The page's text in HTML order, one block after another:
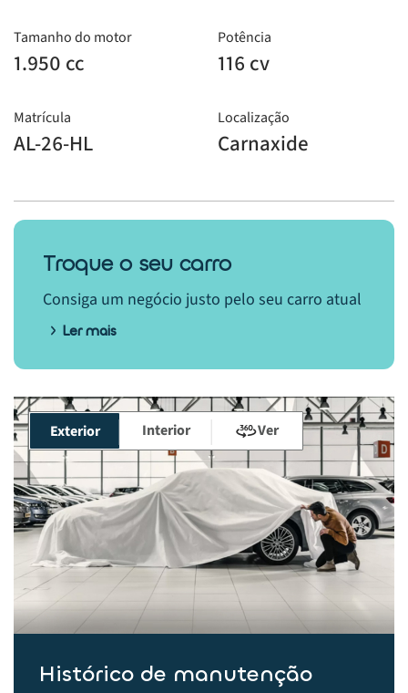
Tamanho do motor
1.950 cc
Potência
116 cv
Matrícula
AL-26-HL
Localização
Carnaxide
Troque o seu carro
Consiga um negócio justo pelo seu carro atual
Ler mais
Exterior Interior Ver
Histórico de manutenção